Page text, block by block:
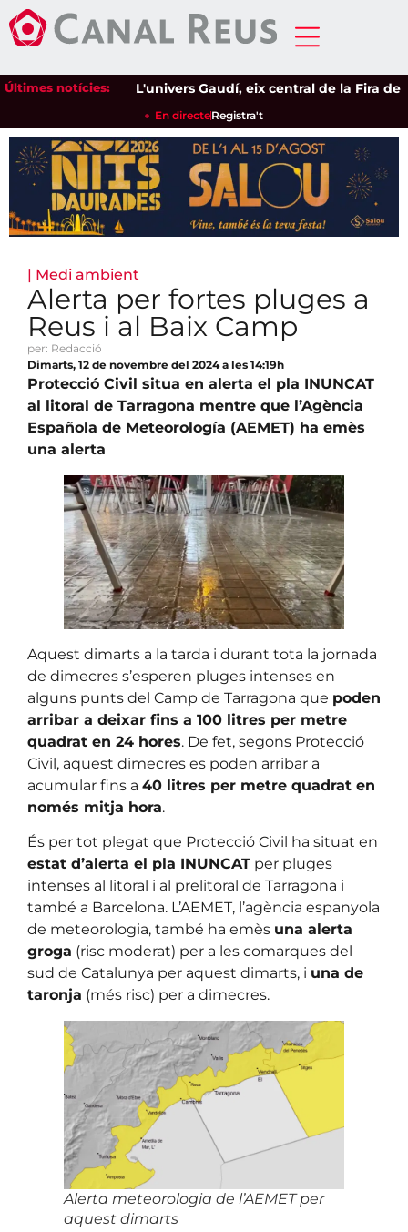
Últimes notícies:L'univers Gaudí, eix central de la Fira de
En directeRegistra't
| Medi ambient
Alerta per fortes pluges a
Reus i al Baix Camp
per: Redacció
Dimarts, 12 de novembre del 2024 a les 14:19h
Protecció Civil situa en alerta el pla INUNCAT
al litoral de Tarragona mentre que l’Agència
Española de Meteorología (AEMET) ha emès
una alerta
Aquest dimarts a la tarda i durant tota la jornada
de dimecres s’esperen pluges intenses en
alguns punts del Camp de Tarragona que poden
arribar a deixar fins a 100 litres per metre
quadrat en 24 hores. De fet, segons Protecció
Civil, aquest dimecres es poden arribar a
acumular fins a 40 litres per metre quadrat en
només mitja hora.
És per tot plegat que Protecció Civil ha situat en
estat d’alerta el pla INUNCAT per pluges
intenses al litoral i al prelitoral de Tarragona i
també a Barcelona. L’AEMET, l’agència espanyola
de meteorologia, també ha emès una alerta
groga (risc moderat) per a les comarques del
sud de Catalunya per aquest dimarts, i una de
taronja (més risc) per a dimecres.
Alerta meteorologia de l’AEMET per
aquest dimarts